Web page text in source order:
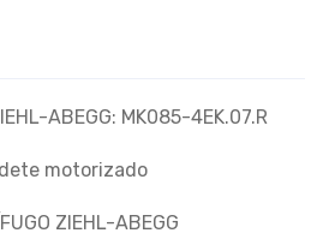
ABEGG: MK085-4EK.07.R
motorizado
ZIEHL-ABEGG